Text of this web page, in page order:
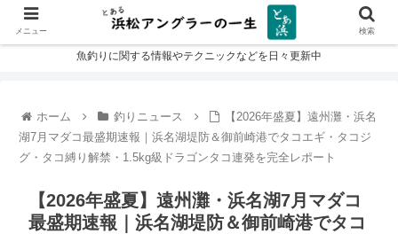
魚釣りに関する情報やテクニックなどを日々更新中
ホーム 釣りニュース
【2026年盛夏】遠州灘・浜名
湖7月マダコ最盛期速報｜浜名湖堤防＆御前崎港でタコエギ・タコジ
グ・タコ縛り解禁・1.5kg級ドラゴンタコ連発を完全レポート
【2026年盛夏】遠州灘・浜名湖7月マダコ
最盛期速報｜浜名湖堤防＆御前崎港でタコ
メニュー 検索